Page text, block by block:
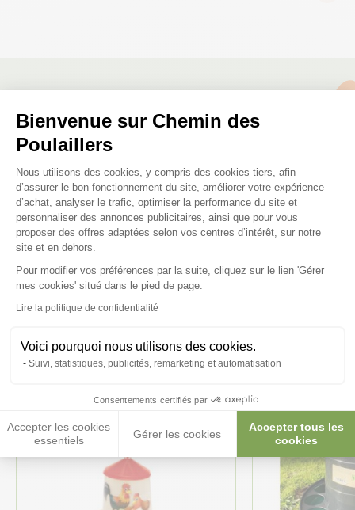
Bienvenue sur Chemin des
Poulaillers
Plateforme de Gestion du
Nous utilisons des cookies, y compris des cookies tiers, afin
d’assurer le bon fonctionnement du site, améliorer votre expérience
d’achat, analyser le trafic, optimiser la performance du site et
personnaliser des annonces publicitaires, ainsi que pour vous
proposer des offres adaptées selon vos centres d’intérêt, sur notre
site et en dehors.
Pour modifier vos préférences par la suite, cliquez sur le lien 'Gérer
mes cookies' situé dans le pied de page.
Lire la politique de confidentialité
Voici pourquoi nous utilisons des cookies.
Suivi, statistiques, publicités, remarketing et automatisation
Consentements certifiés par
Accepter les cookies
essentiels
Gérer les cookies
Accepter tous les
cookies
Axeptio consent
Nous répondons à toutes vos
questions ;)
Posez-nous vos questions
Ces produits peuvent vous